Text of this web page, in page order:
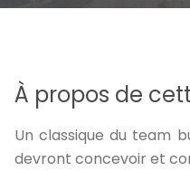
À propos de
Un classique du team
devront concevoir et